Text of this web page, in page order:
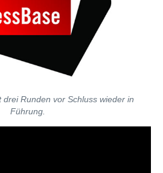
drei Runden vor Schluss wieder in
Führung.